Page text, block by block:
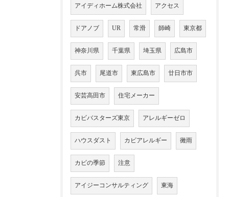
アイディホーム株式会社 アクセス
ドアノブ UR 常滑 師崎 東京都
神奈川県 千葉県 埼玉県 広島市
呉市 尾道市 東広島市 廿日市市
安芸高田市 住宅メーカー
カビバスターズ東京 アレルギーゼロ
ハウスダスト カビアレルギー 黴雨
カビの季節 注意
アイジーコンサルティング 東海